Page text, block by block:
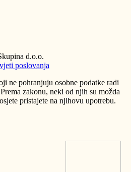
d.o.o.
poslovanja
ne pohranjuju osobne podatke radi
zakonu, neki od njih su možda
pristajete na njihovu upotrebu.